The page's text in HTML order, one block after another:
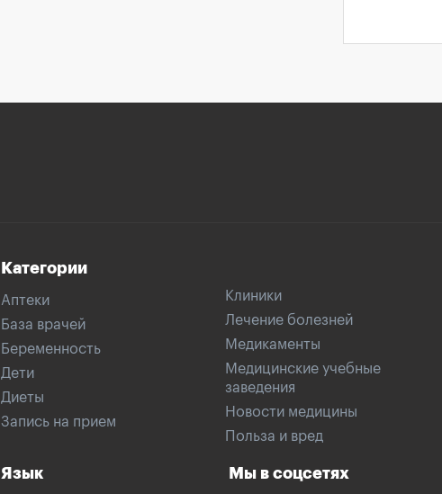
Категории
Аптеки
База врачей
Беременность
Дети
Диеты
Запись на прием
Клиники
Лечение болезней
Медикаменты
Медицинские учебные
заведения
Новости медицины
Польза и вред
Язык Мы в соцсетях